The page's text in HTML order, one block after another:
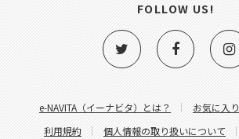
e-NAVITA（イーナビタ）とは？ お気に入り
利用規約
個人情報の取り扱いについて
FOLLOW US!